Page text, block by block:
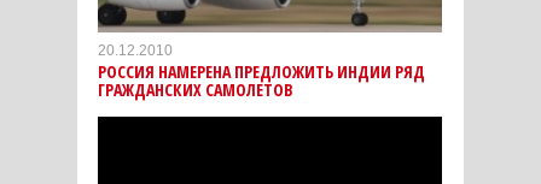
20.12.2010
РОССИЯ НАМЕРЕНА ПРЕДЛОЖИТЬ ИНДИИ РЯД
ГРАЖДАНСКИХ САМОЛЕТОВ